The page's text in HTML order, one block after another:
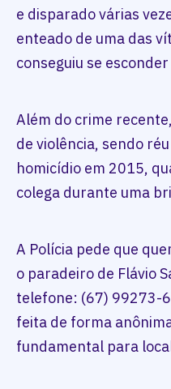
e disparado várias
enteado de uma das
conseguiu se
Além do crime
de violência, sendo
homicídio em 2015,
colega durante uma
A Polícia pede que
o paradeiro de Flávio
telefone: (67) 99273-
feita de forma
fundamental para